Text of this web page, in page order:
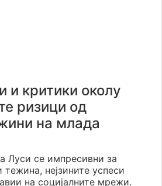
и критики околу
ризици од
на млада
Луси се импресивни за
тежина, нејзините успеси
на социјалните мрежи.